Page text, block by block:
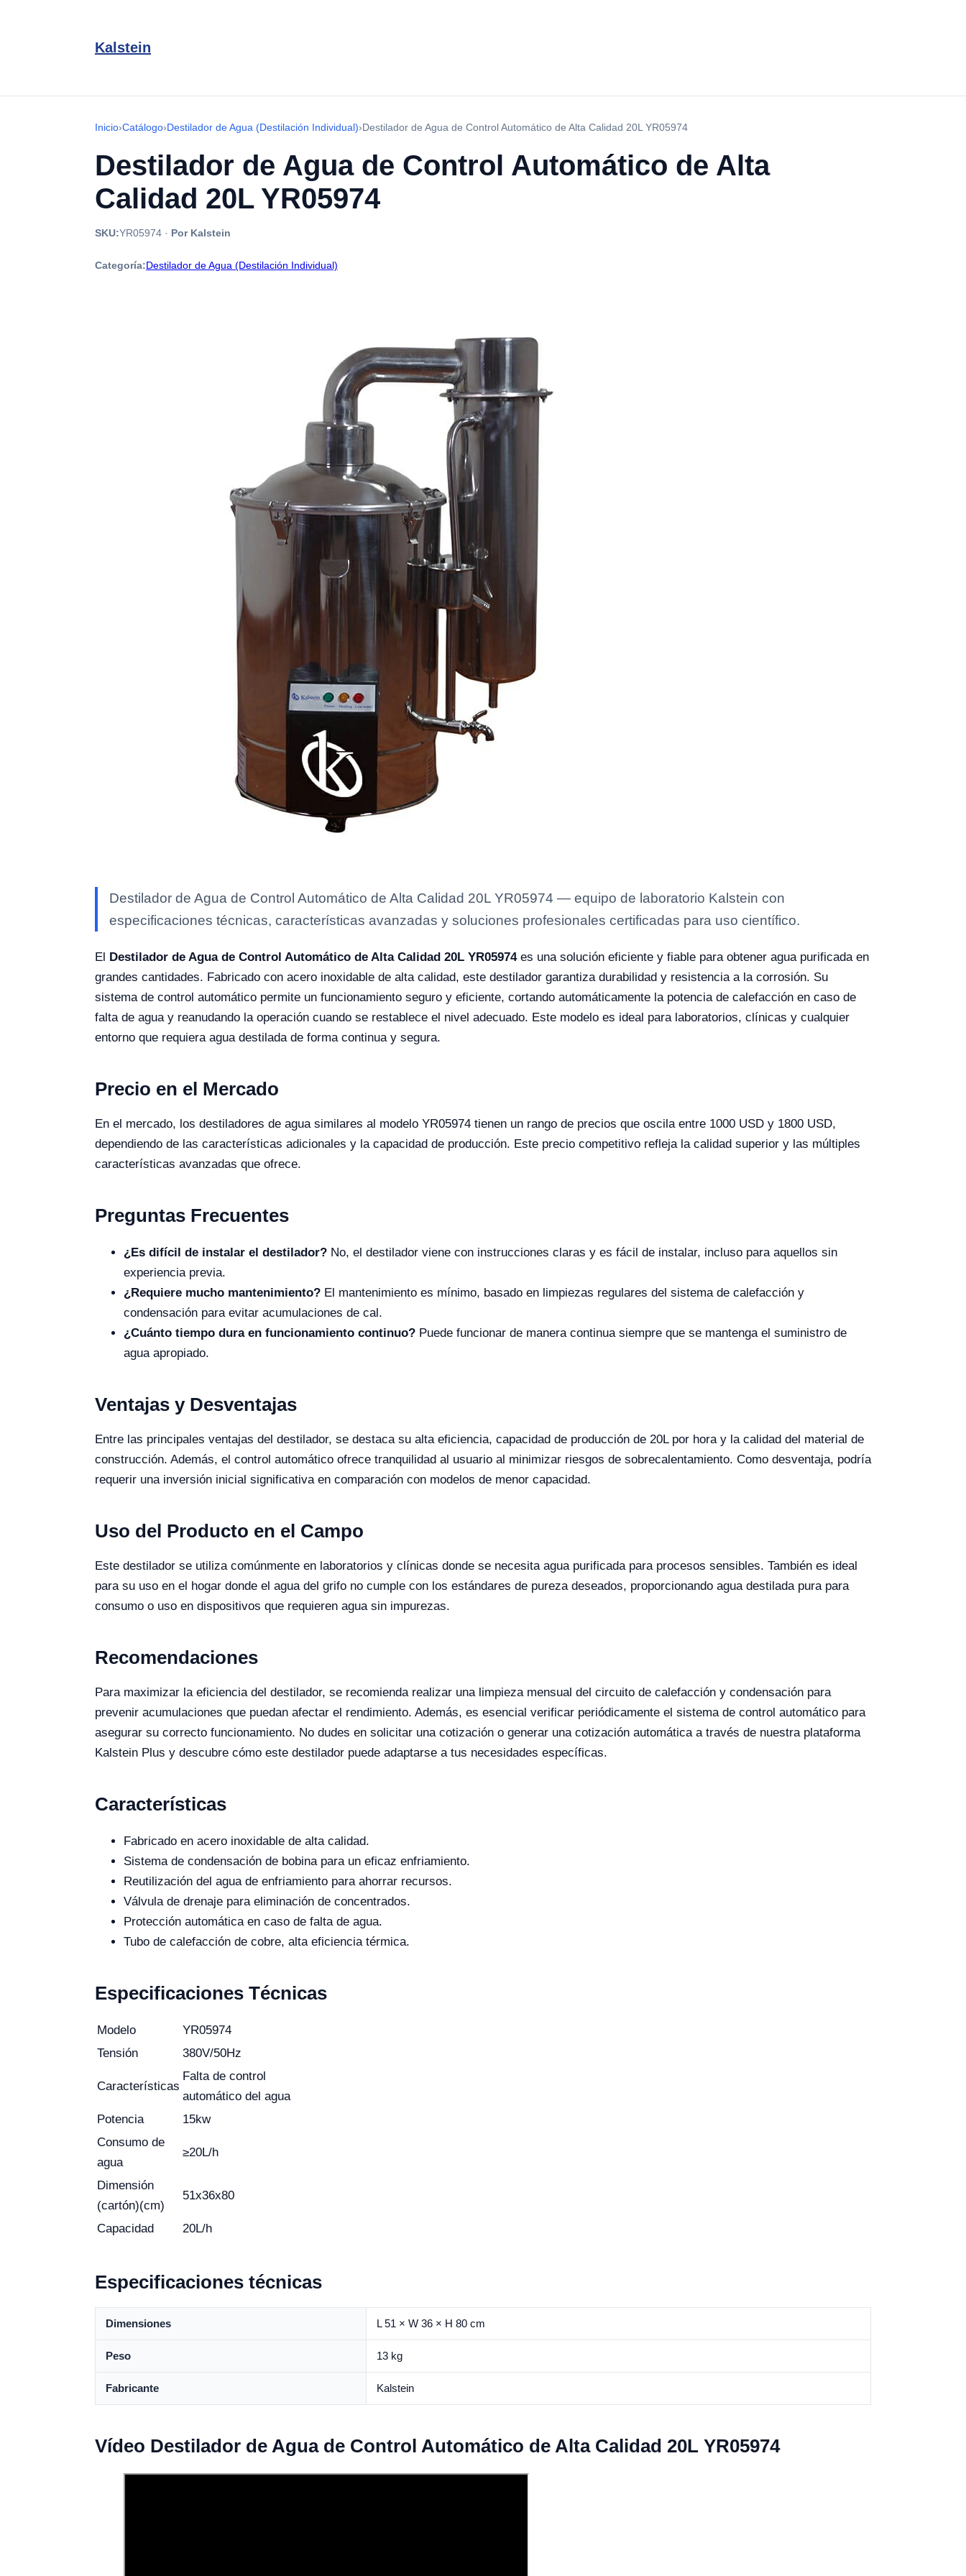
Kalstein
Inicio›Catálogo›Destilador de Agua (Destilación Individual)›Destilador de Agua de Control Automático de Alta Calidad 20L YR05974
Destilador de Agua de Control Automático de Alta
Calidad 20L YR05974
SKU:YR05974 · Por Kalstein
Categoría:Destilador de Agua (Destilación Individual)
Destilador de Agua de Control Automático de Alta Calidad 20L YR05974 — equipo de laboratorio Kalstein con
especificaciones técnicas, características avanzadas y soluciones profesionales certificadas para uso científico.
El Destilador de Agua de Control Automático de Alta Calidad 20L YR05974es una solución eficiente y fiable para obtener agua purificada en
grandes cantidades. Fabricado con acero inoxidable de alta calidad, este destilador garantiza durabilidad y resistencia a la corrosión. Su
sistema de control automático permite un funcionamiento seguro y eficiente, cortando automáticamente la potencia de calefacción en caso de
falta de agua y reanudando la operación cuando se restablece el nivel adecuado. Este modelo es ideal para laboratorios, clínicas y cualquier
entorno que requiera agua destilada de forma continua y segura.
Precio en el Mercado
En el mercado, los destiladores de agua similares al modelo YR05974 tienen un rango de precios que oscila entre 1000 USD y 1800 USD,
dependiendo de las características adicionales y la capacidad de producción. Este precio competitivo refleja la calidad superior y las múltiples
características avanzadas que ofrece.
Preguntas Frecuentes
¿Es difícil de instalar el destilador? No, el destilador viene con instrucciones claras y es fácil de instalar, incluso para aquellos sin
experiencia previa.
¿Requiere mucho mantenimiento? El mantenimiento es mínimo, basado en limpiezas regulares del sistema de calefacción y
condensación para evitar acumulaciones de cal.
¿Cuánto tiempo dura en funcionamiento continuo? Puede funcionar de manera continua siempre que se mantenga el suministro de
agua apropiado.
Ventajas y Desventajas
Entre las principales ventajas del destilador, se destaca su alta eficiencia, capacidad de producción de 20L por hora y la calidad del material de
construcción. Además, el control automático ofrece tranquilidad al usuario al minimizar riesgos de sobrecalentamiento. Como desventaja, podría
requerir una inversión inicial significativa en comparación con modelos de menor capacidad.
Uso del Producto en el Campo
Este destilador se utiliza comúnmente en laboratorios y clínicas donde se necesita agua purificada para procesos sensibles. También es ideal
para su uso en el hogar donde el agua del grifo no cumple con los estándares de pureza deseados, proporcionando agua destilada pura para
consumo o uso en dispositivos que requieren agua sin impurezas.
Recomendaciones
Para maximizar la eficiencia del destilador, se recomienda realizar una limpieza mensual del circuito de calefacción y condensación para
prevenir acumulaciones que puedan afectar el rendimiento. Además, es esencial verificar periódicamente el sistema de control automático para
asegurar su correcto funcionamiento. No dudes en solicitar una cotización o generar una cotización automática a través de nuestra plataforma
Kalstein Plus y descubre cómo este destilador puede adaptarse a tus necesidades específicas.
Características
Fabricado en acero inoxidable de alta calidad.
Sistema de condensación de bobina para un eficaz enfriamiento.
Reutilización del agua de enfriamiento para ahorrar recursos.
Válvula de drenaje para eliminación de concentrados.
Protección automática en caso de falta de agua.
Tubo de calefacción de cobre, alta eficiencia térmica.
Especificaciones Técnicas
Modelo
YR05974
Tensión
380V/50Hz
Características
Falta de control
automático del agua
Potencia
15kw
Consumo de
agua
≥20L/h
Dimensión
(cartón)(cm)
51x36x80
Capacidad 20L/h
Especificaciones técnicas
Dimensiones L 51 × W 36 × H 80 cm
Peso 13 kg
Fabricante Kalstein
Vídeo Destilador de Agua de Control Automático de Alta Calidad 20L YR05974